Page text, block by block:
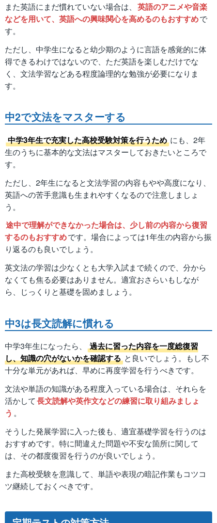
また英語にまだ慣れていない場合は、 英語のアニメや音楽
などを用いて、英語への興味関心を高めるのもおすすめで
す。
ただし、中学生になると幼少期のように言語を感覚的に体
得できるわけではないので、ただ英語を楽しむだけでな
く、文法学習などある程度論理的な勉強が必要になりま
す。
中2で文法をマスターする
中学3年生で充実した高校受験対策を行うため にも、2年
生のうちに基本的な文法はマスターしておきたいところで
す。
ただし、2年生になると文法学習の内容もやや高度になり、
英語への苦手意識も生まれやすくなるので注意しましょ
う。
途中で理解ができなかった場合は、少し前の内容から復習
するのもおすすめです。場合によっては1年生の内容から振
り返るのも良いでしょう。
英文法の学習は少なくとも大学入試まで続くので、分から
なくても焦る必要はありません。適宜おさらいもしなが
ら、じっくりと基礎を固めましょう。
中3は長文読解に慣れる
中学3年生になったら、
過去に習った内容を一度総復習
し、知識の穴がないかを確認する と良いでしょう。もし不
十分な単元があれば、早めに再度学習を行うべきです。
文法や単語の知識がある程度入っている場合は、それらを
活かして長文読解や英作文などの練習に取り組みましょ
う 。
そうした発展学習に入った後も、適宜基礎学習を行うのは
おすすめです。特に間違えた問題や不安な箇所に関して
は、その都度復習を行うのが良いでしょう。
また高校受験を意識して、単語や表現の暗記作業もコツコ
ツ継続しておくべきです。